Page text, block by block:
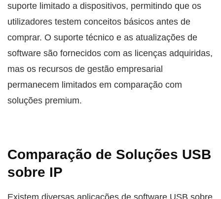
suporte limitado a dispositivos, permitindo que os
utilizadores testem conceitos básicos antes de
comprar. O suporte técnico e as atualizações de
software são fornecidos com as licenças adquiridas,
mas os recursos de gestão empresarial
permanecem limitados em comparação com
soluções premium.
Comparação de Soluções USB
sobre IP